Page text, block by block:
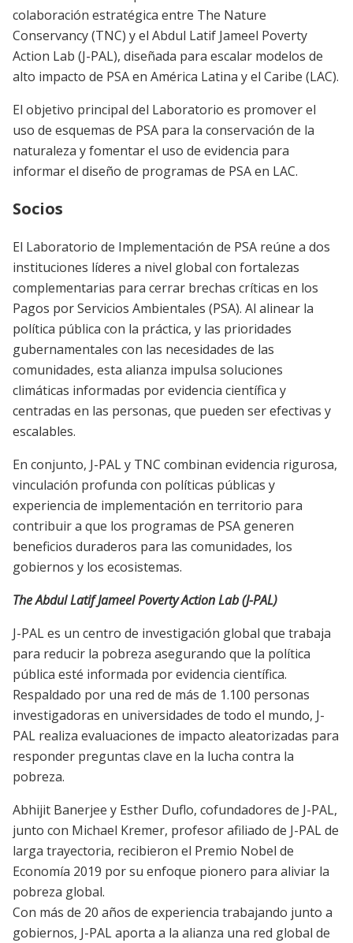
colaboración estratégica entre The Nature
Conservancy (TNC) y el Abdul Latif Jameel Poverty
Action Lab (J-PAL), diseñada para escalar modelos de
alto impacto de PSA en América Latina y el Caribe (LAC).
El objetivo principal del Laboratorio es promover el
uso de esquemas de PSA para la conservación de la
naturaleza y fomentar el uso de evidencia para
informar el diseño de programas de PSA en LAC.
Socios
El Laboratorio de Implementación de PSA reúne a dos
instituciones líderes a nivel global con fortalezas
complementarias para cerrar brechas críticas en los
Pagos por Servicios Ambientales (PSA). Al alinear la
política pública con la práctica, y las prioridades
gubernamentales con las necesidades de las
comunidades, esta alianza impulsa soluciones
climáticas informadas por evidencia científica y
centradas en las personas, que pueden ser efectivas y
escalables.
En conjunto, J-PAL y TNC combinan evidencia rigurosa,
vinculación profunda con políticas públicas y
experiencia de implementación en territorio para
contribuir a que los programas de PSA generen
beneficios duraderos para las comunidades, los
gobiernos y los ecosistemas.
The Abdul Latif Jameel Poverty Action Lab (J-PAL)
J-PAL es un centro de investigación global que trabaja
para reducir la pobreza asegurando que la política
pública esté informada por evidencia científica.
Respaldado por una red de más de 1.100 personas
investigadoras en universidades de todo el mundo, J-
PAL realiza evaluaciones de impacto aleatorizadas para
responder preguntas clave en la lucha contra la
pobreza.
Abhijit Banerjee y Esther Duflo, cofundadores de J-PAL,
junto con Michael Kremer, profesor afiliado de J-PAL de
larga trayectoria, recibieron el Premio Nobel de
Economía 2019 por su enfoque pionero para aliviar la
pobreza global.
Con más de 20 años de experiencia trabajando junto a
gobiernos, J-PAL aporta a la alianza una red global de